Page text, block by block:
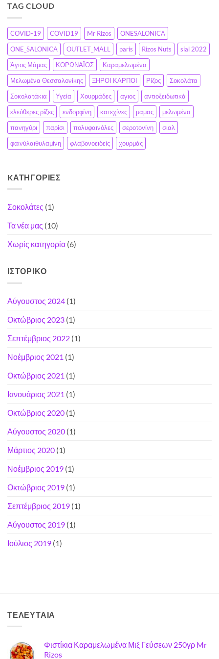
TAG CLOUD
COVID-19 COVID19 Mr Rizos
ONESALONICA
ONE_SALONICA
OUTLET_MALL paris Rizos Nuts
sial 2022
Άγιος Μάμας
ΚΟΡΩΝΑΪΟΣ
Καραμελωμένα
Μελωμένα Θεσσαλονίκης
ΞΗΡΟΙ ΚΑΡΠΟΙ Ρίζος
Σοκολάτα
Σοκολατάκια
Υγεία Χουρμάδες αγιος
αντιοξειδωτικά
ελεύθερες ρίζες
ενδορφίνη κατεχίνες μαμας
μελωμένα
πανηγύρι
παρίσι πολυφαινόλες σεροτονίνη
σιαλ
φαινύλαιθυλαμίνη
φλαβονοειδείς χουρμάς
KΑΤΗΓΟΡΊΕΣ
Σοκολάτες (1)
Τα νέα μας (10)
Χωρίς κατηγορία (6)
ΙΣΤΟΡΙΚΌ
Αύγουστος 2024 (1)
Οκτώβριος 2023 (1)
Σεπτέμβριος 2022 (1)
Νοέμβριος 2021 (1)
Οκτώβριος 2021 (1)
Ιανουάριος 2021 (1)
Οκτώβριος 2020 (1)
Αύγουστος 2020 (1)
Μάρτιος 2020 (1)
Νοέμβριος 2019 (1)
Οκτώβριος 2019 (1)
Σεπτέμβριος 2019 (1)
Αύγουστος 2019 (1)
Ιούλιος 2019 (1)
ΤΕΛΕΥΤΑΊΑ
Φιστίκια Καραμελωμένα Μιξ Γεύσεων 250γρ Mr
Rizos